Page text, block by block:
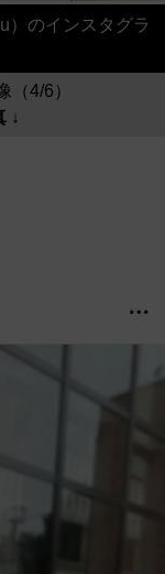
）のインスタグラ
（4/6）
↓